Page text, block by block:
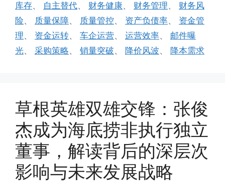
库存、 自主替代、 财务健康、 财务管理、 财务风
险、 质量保障、 质量管控、 资产负债率、 资金管
理、 资金运转、 车企运营、 运营效率、 邮件曝
光、 采购策略、 销量突破、 降价风波、 降本需求
草根英雄双雄交锋：张俊
杰成为海底捞非执行独立
董事，解读背后的深层次
影响与未来发展战略